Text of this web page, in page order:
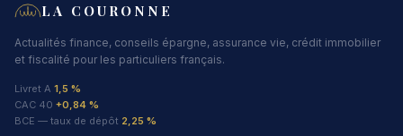
LA COURONNE
Actualités finance, conseils épargne, assurance vie, crédit immobilier
et fiscalité pour les particuliers français.
Livret A 1,5 %
CAC 40 +0,84 %
BCE — taux de dépôt 2,25 %